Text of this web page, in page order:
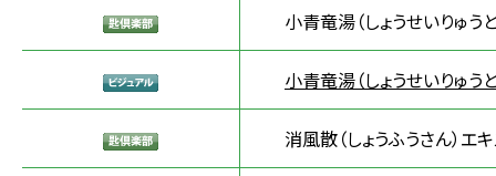
小青竜湯（しょうせいりゅう
小青竜湯（しょうせいりゅう
消風散（しょうふうさん）エ